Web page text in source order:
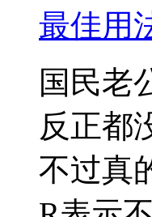
最佳用
国民老
反正都
不过真